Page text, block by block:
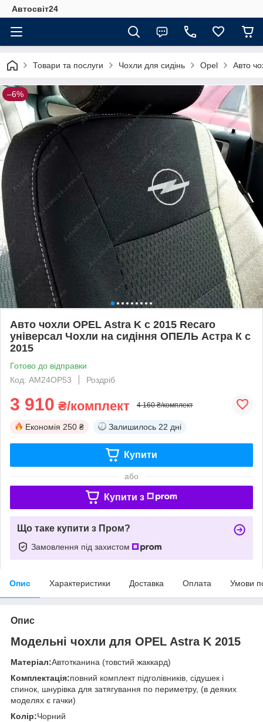
Автосвіт24
Товари та послуги Чохли для сидінь Opel Авто
–6%
Авто чохли OPEL Astra K с 2015 Recaro
універсал Чохли на сидіння ОПЕЛЬ Астра К с
2015
Готово до відправки
Код: AM24OP53
Роздріб
3 910 ₴/комплект 4 160 ₴/комплект
Економія 250 ₴ Залишилось 22 дні
Купити
або
Купити з
Що таке купити з Пром?
Замовлення під захистом
Опис Характеристики Доставка Оплата Умови
Опис
Модельні чохли для OPEL Astra K 2015
Матеріал:Автотканина (товстий жаккард)
Комплектація:повний комплект підголівників, сідушек і
спинок, шнурівка для затягування по периметру, (в деяких
моделях є гачки)
Колір:Чорний